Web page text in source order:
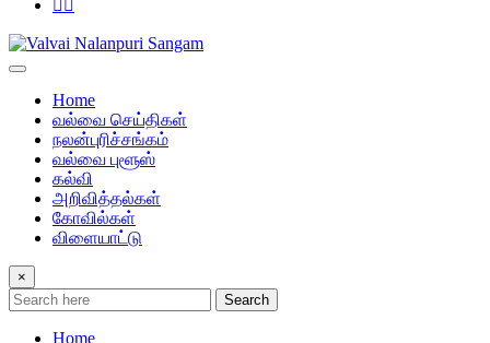
Home
வல்வை செய்திகள்
நலன்புரிச்சங்கம்
வல்வை புளூஸ்
கல்வி
அறிவித்தல்கள்
கோவில்கள்
விளையாட்டு
×
Search
Home